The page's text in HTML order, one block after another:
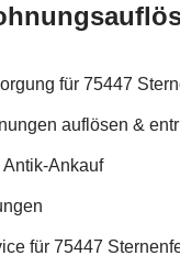
für 75447
auflösen &
Ankauf
für 75447